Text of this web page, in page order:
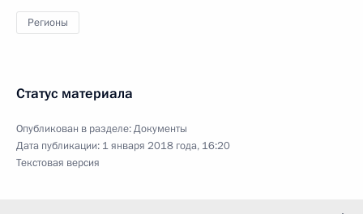
Регионы
Статус материала
Опубликован в разделе:Документы
Дата публикации: 1 января 2018 года, 16:20
Текстовая версия